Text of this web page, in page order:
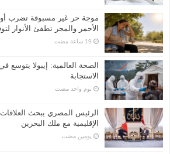
موجة حر غير مسبوقة تضرب
الأحمر والمجر تطفئ الأنوار
الصحة العالمية: إيبولا يتوسع
الاستجابة
‏يوم واحد مضت
الرئيس المصري يبحث العلاقات
الإقليمية مع ملك البحرين
‏يومين مضت